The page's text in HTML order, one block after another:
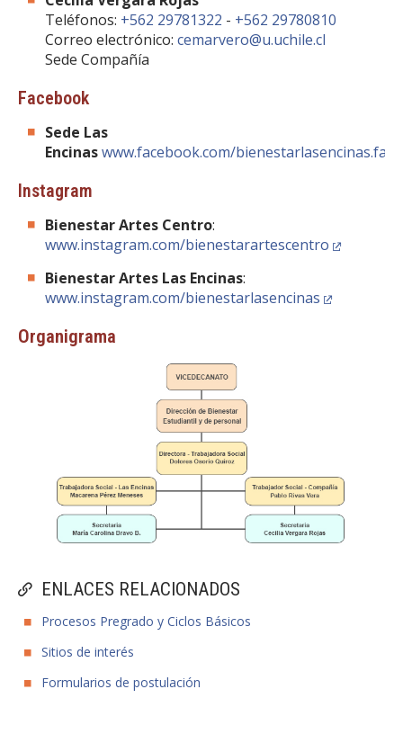
ENLACES RELACIONADOS
Procesos Pregrado y Ciclos Básicos
Sitios de interés
Formularios de postulación
Teléfonos: +562 29781322 - +562 29780810
Correo electrónico: cemarvero@u.uchile.cl
Sede Compañía
Facebook
Sede Las
Encinaswww.facebook.com/
Instagram
Bienestar Artes Centro:
www.instagram.com/bienestarartescentro
Bienestar Artes Las Encinas:
www.instagram.com/bienestarlasencinas
Organigrama